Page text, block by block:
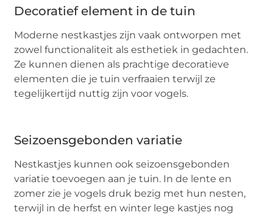
Decoratief element in de tuin
Moderne nestkastjes zijn vaak ontworpen met
zowel functionaliteit als esthetiek in gedachten.
Ze kunnen dienen als prachtige decoratieve
elementen die je tuin verfraaien terwijl ze
tegelijkertijd nuttig zijn voor vogels.
Seizoensgebonden variatie
Nestkastjes kunnen ook seizoensgebonden
variatie toevoegen aan je tuin. In de lente en
zomer zie je vogels druk bezig met hun nesten,
terwijl in de herfst en winter lege kastjes nog